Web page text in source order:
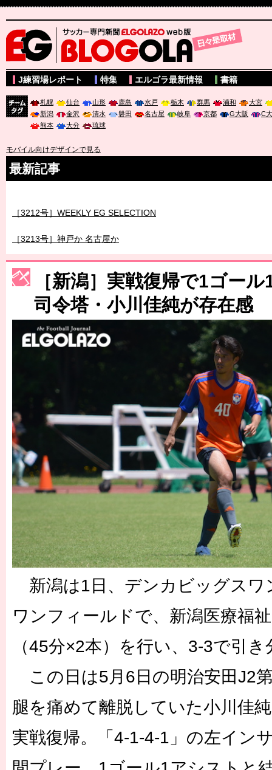
サッカー専門新聞ELGOLAZO web版 BLOGOLA
J練習場レポート 特集 エルゴラ最新情報 書籍
札幌 仙台 山形 鹿島 水戸 栃木 群馬 浦和
大宮
新潟
金沢 清水 磐田 名古屋 岐阜 京都 G大阪
C
熊本
大分 琉球
モバイル向けデザインで見る
最新記事
［3212号］WEEKLY EG SELECTION
［3213号］神戸か 名古屋か
［3214号］WEST制覇
［3215号］WEEKLY EG SELECTION
［3216号］行く末占うラストワン
［3219号］特別な覇者へ 大逆転か連破か
［3220号］伝説の王者、黄金のシャーレ
［新潟］実戦復帰で1ゴー
司令塔・小川佳純が存在感
新潟は1日、デンカビッグスワ
ワンフィールドで、新潟医療福
（45分×2本）を行い、3-3で引
この日は5月6日の明治安田J2
腿を痛めて離脱していた小川佳
実戦復帰。「4-1-4-1」の左イン